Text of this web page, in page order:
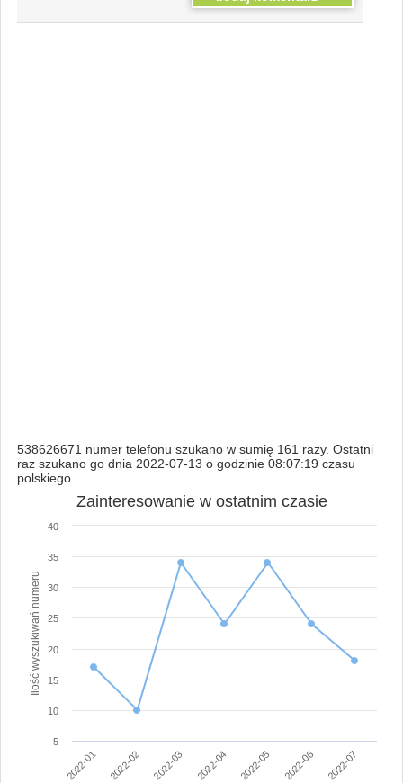
538626671 numer telefonu szukano w sumię 161 razy. Ostatni
raz szukano go dnia 2022-07-13 o godzinie 08:07:19 czasu
polskiego.
Ilość wyszukiwań numeru
Zainteresowanie w ostatnim czasie
2022-01 2022-02 2022-03 2022-04 2022-05 2022-06 2022-07
5
10
15
20
25
30
35
40